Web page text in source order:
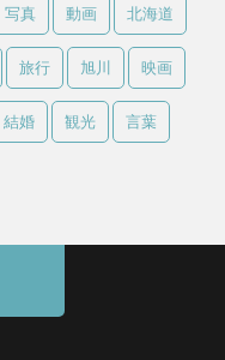
写真 動画 北海道
旅行 旭川 映画
結婚 観光 言葉